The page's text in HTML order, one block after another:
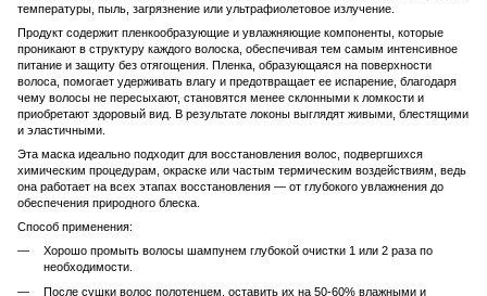
температуры, пыль, загрязнение или ультрафиолетовое излучение.
Продукт содержит пленкообразующие и увлажняющие компоненты, которые
проникают в структуру каждого волоска, обеспечивая тем самым интенсивное
питание и защиту без отягощения. Пленка, образующаяся на поверхности
волоса, помогает удерживать влагу и предотвращает ее испарение, благодаря
чему волосы не пересыхают, становятся менее склонными к ломкости и
приобретают здоровый вид. В результате локоны выглядят живыми, блестящими
и эластичными.
Эта маска идеально подходит для восстановления волос, подвергшихся
химическим процедурам, окраске или частым термическим воздействиям, ведь
она работает на всех этапах восстановления — от глубокого увлажнения до
обеспечения природного блеска.
Способ применения:
Хорошо промыть волосы шампунем глубокой очистки 1 или 2 раза по
необходимости.
После сушки волос полотенцем, оставить их на 50-60% влажными и